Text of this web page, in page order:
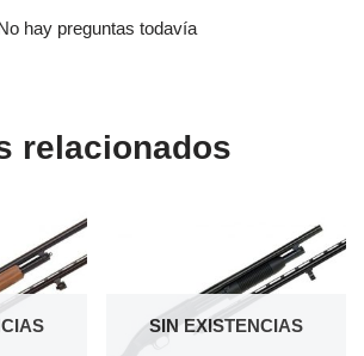
hay preguntas todavía
relacionados
SIN EXISTENCIAS